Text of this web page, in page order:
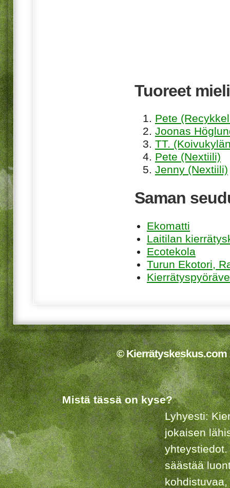
Tuoreet
Pete
Joonas
TT.
Pete (Nextiili)
Jenny (Nextiili)
Saman
Ekomatti
Laitilan
Ecotekola
Turun Ekotori,
© Kierrätyskeskus.com
Mistä tässä on kyse?
Lyhyesti:
jokaisen
säästää